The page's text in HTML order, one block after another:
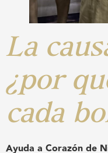
La
¿por
cada
Ayuda a Corazón de